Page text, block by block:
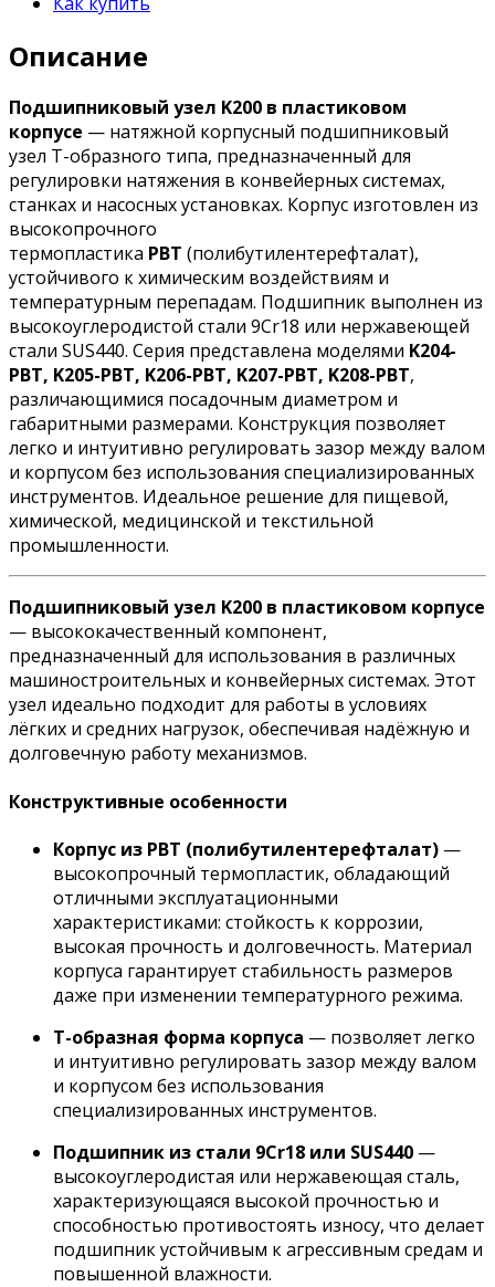
Описание
Подшипниковый узел K200 в пластиковом
корпусе — натяжной корпусный подшипниковый
узел Т-образного типа, предназначенный для
регулировки натяжения в конвейерных системах,
станках и насосных установках. Корпус изготовлен из
высокопрочного
термопластика PBT (полибутилентерефталат),
устойчивого к химическим воздействиям и
температурным перепадам. Подшипник выполнен из
высокоуглеродистой стали 9Cr18 или нержавеющей
стали SUS440. Серия представлена моделями K204-
PBT, K205-PBT, K206-PBT, K207-PBT, K208-PBT,
различающимися посадочным диаметром и
габаритными размерами. Конструкция позволяет
легко и интуитивно регулировать зазор между валом
и корпусом без использования специализированных
инструментов. Идеальное решение для пищевой,
химической, медицинской и текстильной
промышленности.
Подшипниковый узел K200 в пластиковом корпусе
— высококачественный компонент,
предназначенный для использования в различных
машиностроительных и конвейерных системах. Этот
узел идеально подходит для работы в условиях
лёгких и средних нагрузок, обеспечивая надёжную и
долговечную работу механизмов.
Конструктивные особенности
Корпус из PBT (полибутилентерефталат) —
высокопрочный термопластик, обладающий
отличными эксплуатационными
характеристиками: стойкость к коррозии,
высокая прочность и долговечность. Материал
корпуса гарантирует стабильность размеров
даже при изменении температурного режима.
Т-образная форма корпуса — позволяет легко
и интуитивно регулировать зазор между валом
и корпусом без использования
специализированных инструментов.
Подшипник из стали 9Cr18 или SUS440 —
высокоуглеродистая или нержавеющая сталь,
характеризующаяся высокой прочностью и
способностью противостоять износу, что делает
подшипник устойчивым к агрессивным средам и
повышенной влажности.